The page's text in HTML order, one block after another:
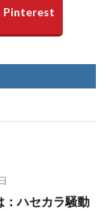
：ハセカラ騒動